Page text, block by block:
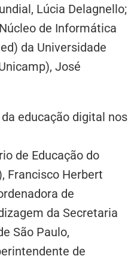
Lúcia Delagnello;
de Informática
da Universidade
José
educação digital nos
de Educação do
Francisco Herbert
de
da Secretaria
São Paulo,
de